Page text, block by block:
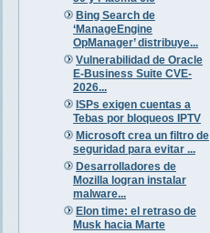
Bing Search de
‘ManageEngine
OpManager’ distribuye...
Vulnerabilidad de Oracle
E-Business Suite CVE-
2026...
ISPs exigen cuentas a
Tebas por bloqueos IPTV
Microsoft crea un filtro de
seguridad para evitar ...
Desarrolladores de
Mozilla logran instalar
malware...
Elon time: el retraso de
Musk hacia Marte